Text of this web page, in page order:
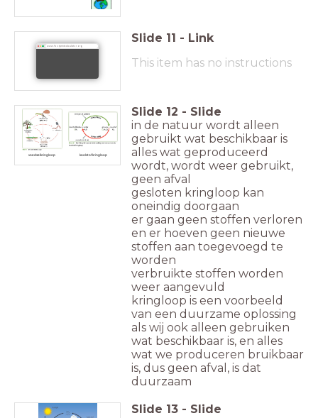
www.footprintcalculator.org
Slide 11 - Link
This item has no instructions
voedselkringloop koolstofkringloop
Slide 12 - Slide
in de natuur wordt alleen
gebruikt wat beschikbaar is
alles wat geproduceerd
wordt, wordt weer gebruikt,
geen afval
gesloten kringloop kan
oneindig doorgaan
er gaan geen stoffen verloren
en er hoeven geen nieuwe
stoffen aan toegevoegd te
worden
verbruikte stoffen worden
weer aangevuld
kringloop is een voorbeeld
van een duurzame oplossing
als wij ook alleen gebruiken
wat beschikbaar is, en alles
wat we produceren bruikbaar
is, dus geen afval, is dat
duurzaam
Slide 13 - Slide